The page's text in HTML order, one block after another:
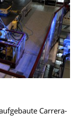
Carrera-